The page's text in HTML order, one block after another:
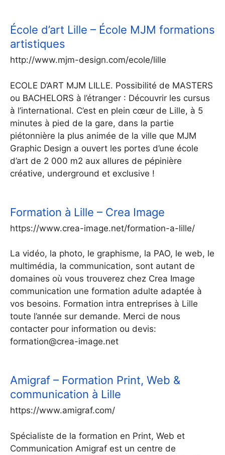
École d’art Lille – École MJM formations
artistiques
http://www.mjm-design.com/ecole/lille
ECOLE D’ART MJM LILLE. Possibilité de MASTERS
ou BACHELORS à l’étranger : Découvrir les cursus
à l’international. C’est en plein cœur de Lille, à 5
minutes à pied de la gare, dans la partie
piétonnière la plus animée de la ville que MJM
Graphic Design a ouvert les portes d’une école
d’art de 2 000 m2 aux allures de pépinière
créative, underground et exclusive !
Formation à Lille – Crea Image
https://www.crea-image.net/formation-a-lille/
La vidéo, la photo, le graphisme, la PAO, le web, le
multimédia, la communication, sont autant de
domaines où vous trouverez chez Crea Image
communication une formation adulte adaptée à
vos besoins. Formation intra entreprises à Lille
toute l’année sur demande. Merci de nous
contacter pour information ou devis:
formation@crea-image.net
Amigraf – Formation Print, Web &
communication à Lille
https://www.amigraf.com/
Spécialiste de la formation en Print, Web et
Communication Amigraf est un centre de